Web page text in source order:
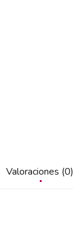
Valoraciones (0)